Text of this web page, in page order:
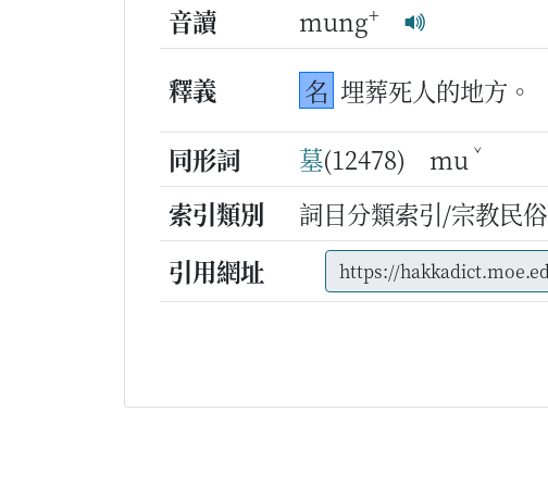
音讀 mung+
釋義 名 埋葬死人的地方。
同形詞
墓(12478) mu ˇ
索引類別
詞目分類索引/宗教民俗
引用網址